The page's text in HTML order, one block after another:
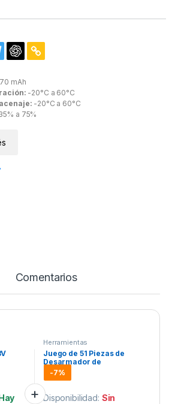
70 mAh
-20°C a 60°C
-20°C a 60°C
a 75%
Comentarios
Herramientas
Juego de 51 Piezas de
Desarmador de
Precisión con Puntas
con Extensor.
-7%
Disponibilidad: Sin